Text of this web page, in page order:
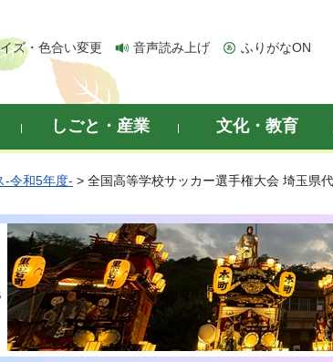
ズ・色合い変更 音声読み上げ ふりがなON
しごと・産業 文化・教育
-令和5年度- > 全国高等学校サッカー選手権大会 埼玉県